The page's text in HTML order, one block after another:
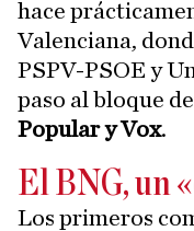
hace
Valenciana,
PSPV-PSOE y
paso al bloque
Popular y Vox.
El BNG, un
Los primeros